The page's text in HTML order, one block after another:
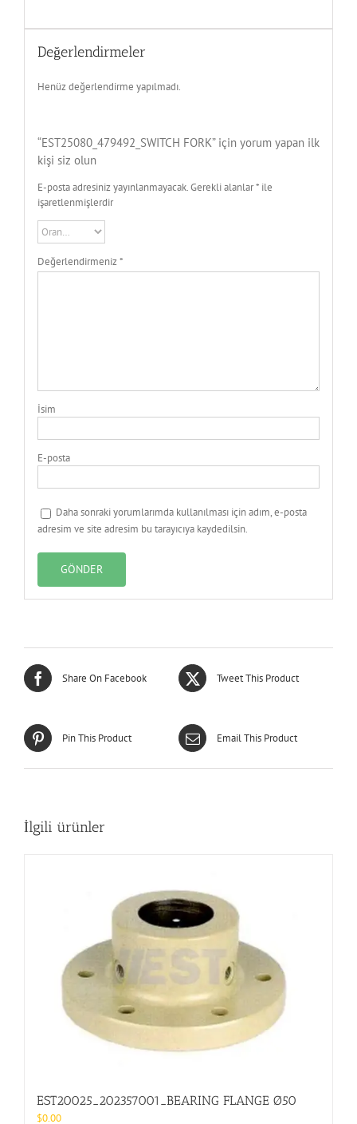
Değerlendirmeler
Henüz değerlendirme yapılmadı.
“EST25080_479492_SWITCH FORK” için yorum yapan ilk
kişi siz olun
E-posta adresiniz yayınlanmayacak. Gerekli alanlar*ile
işaretlenmişlerdir
Değerlendirmeniz*
İsim
E-posta
Daha sonraki yorumlarımda kullanılması için adım, e-posta
adresim ve site adresim bu tarayıcıya kaydedilsin.
Share On Facebook Tweet This Product
Pin This Product Email This Product
İlgili ürünler
EST20025_202357001_BEARING FLANGE Ø50
$0.00